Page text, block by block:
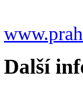
Další